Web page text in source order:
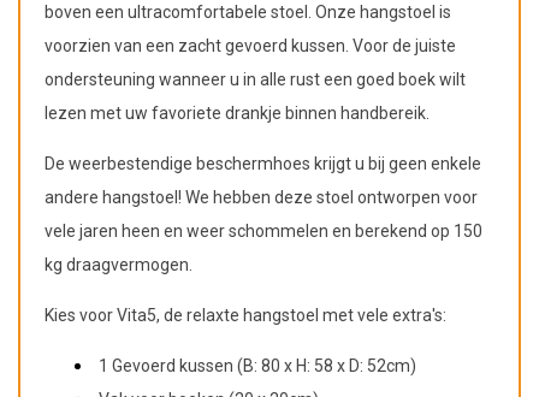
boven een ultracomfortabele stoel. Onze hangstoel is
voorzien van een zacht gevoerd kussen. Voor de juiste
ondersteuning wanneer u in alle rust een goed boek wilt
lezen met uw favoriete drankje binnen handbereik.
De weerbestendige beschermhoes krijgt u bij geen enkele
andere hangstoel! We hebben deze stoel ontworpen voor
vele jaren heen en weer schommelen en berekend op 150
kg draagvermogen.
Kies voor Vita5, de relaxte hangstoel met vele extra's:
1 Gevoerd kussen (B: 80 x H: 58 x D: 52cm)